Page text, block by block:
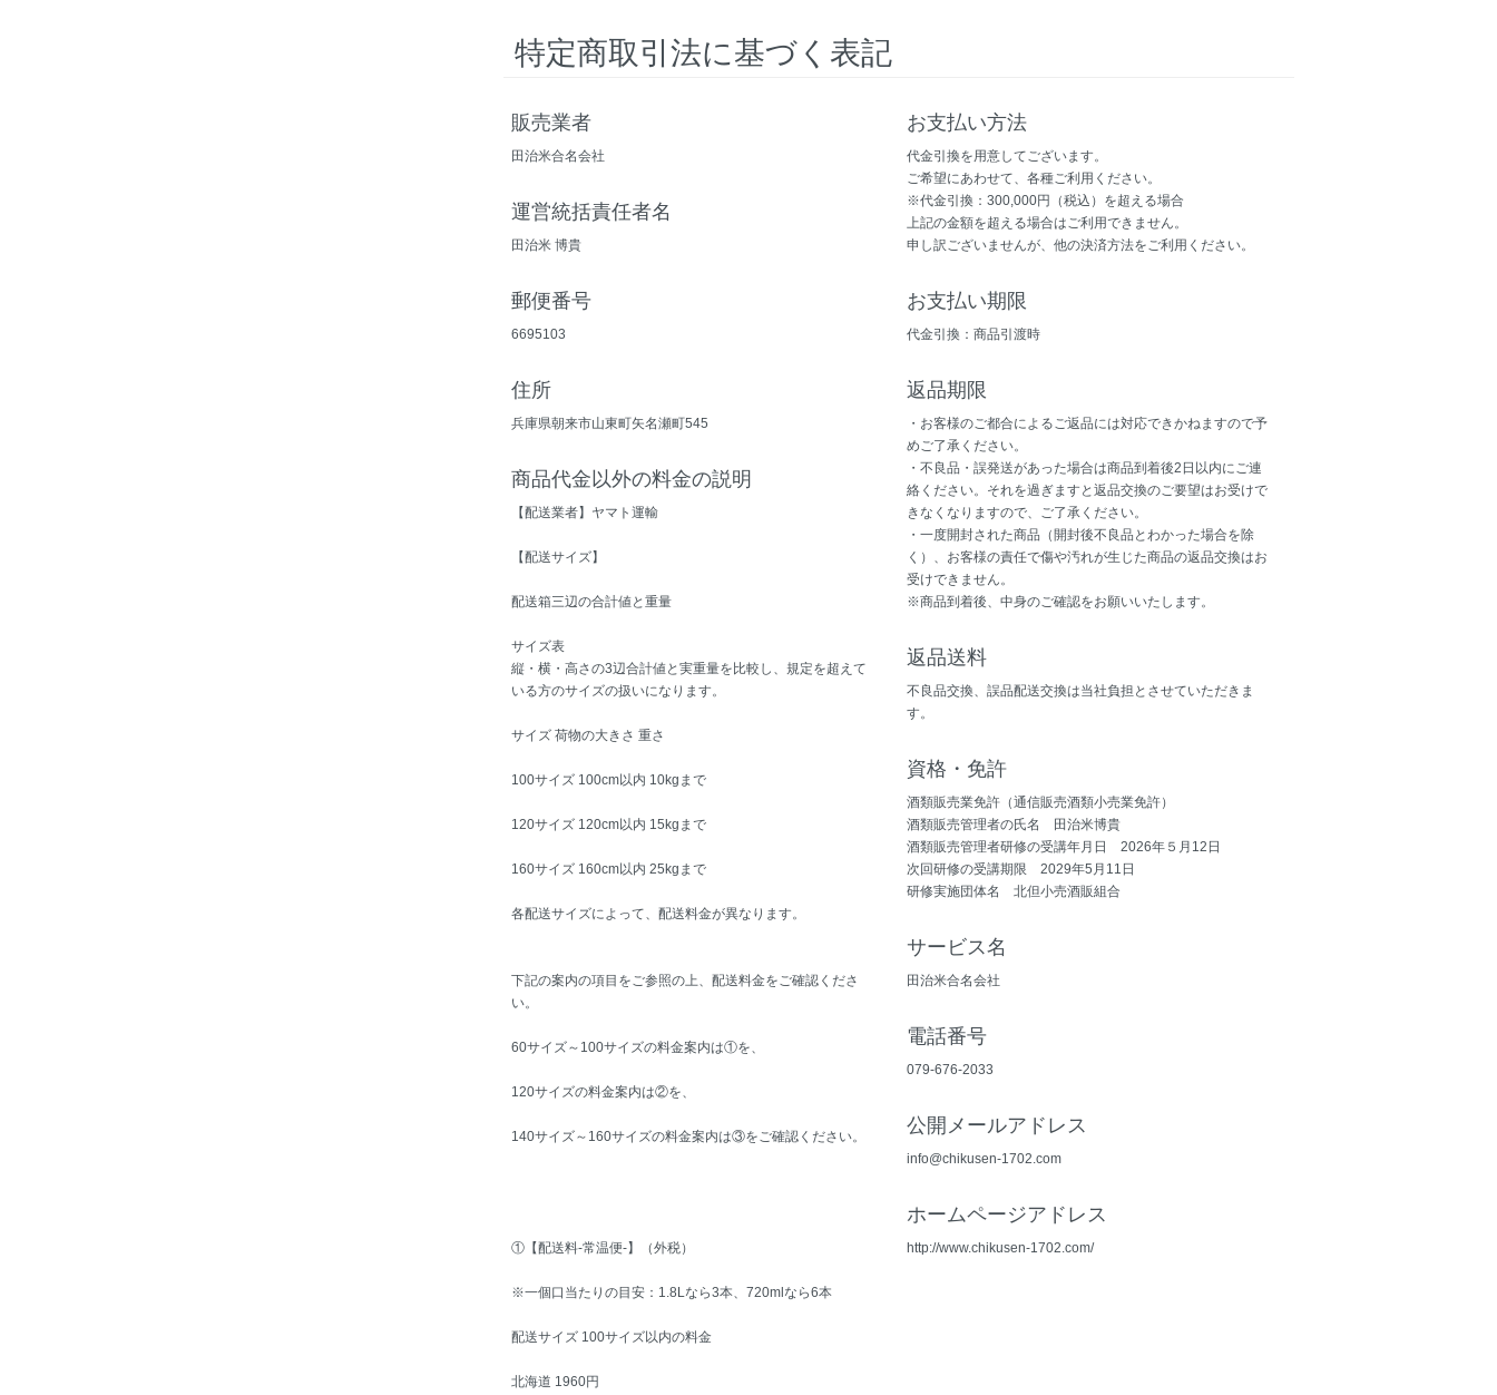
特定商取引法に基づく表記
販売業者
田治米合名会社
運営統括責任者名
田治米 博貴
郵便番号
6695103
住所
兵庫県朝来市山東町矢名瀬町545
商品代金以外の料金の説明
【配送業者】ヤマト運輸
【配送サイズ】
配送箱三辺の合計値と重量
サイズ表
縦・横・高さの3辺合計値と実重量を比較し、規定を超えて
いる方のサイズの扱いになります。
サイズ 荷物の大きさ 重さ
100サイズ 100cm以内 10kgまで
120サイズ 120cm以内 15kgまで
160サイズ 160cm以内 25kgまで
各配送サイズによって、配送料金が異なります。
下記の案内の項目をご参照の上、配送料金をご確認くださ
い。
60サイズ～100サイズの料金案内は①を、
120サイズの料金案内は②を、
140サイズ～160サイズの料金案内は③をご確認ください。
①【配送料-常温便-】（外税）
※一個口当たりの目安：1.8Lなら3本、720mlなら6本
配送サイズ 100サイズ以内の料金
北海道 1960円
お支払い方法
代金引換を用意してございます。
ご希望にあわせて、各種ご利用ください。
※代金引換：300,000円（税込）を超える場合
上記の金額を超える場合はご利用できません。
申し訳ございませんが、他の決済方法をご利用ください。
お支払い期限
代金引換：商品引渡時
返品期限
・お客様のご都合によるご返品には対応できかねますので予
めご了承ください。
・不良品・誤発送があった場合は商品到着後2日以内にご連
絡ください。それを過ぎますと返品交換のご要望はお受けで
きなくなりますので、ご了承ください。
・一度開封された商品（開封後不良品とわかった場合を除
く）、お客様の責任で傷や汚れが生じた商品の返品交換はお
受けできません。
※商品到着後、中身のご確認をお願いいたします。
返品送料
不良品交換、誤品配送交換は当社負担とさせていただきま
す。
資格・免許
酒類販売業免許（通信販売酒類小売業免許）
酒類販売管理者の氏名 田治米博貴
酒類販売管理者研修の受講年月日 2026年５月12日
次回研修の受講期限 2029年5月11日
研修実施団体名 北但小売酒販組合
サービス名
田治米合名会社
電話番号
079-676-2033
公開メールアドレス
info@chikusen-1702.com
ホームページアドレス
http://www.chikusen-1702.com/